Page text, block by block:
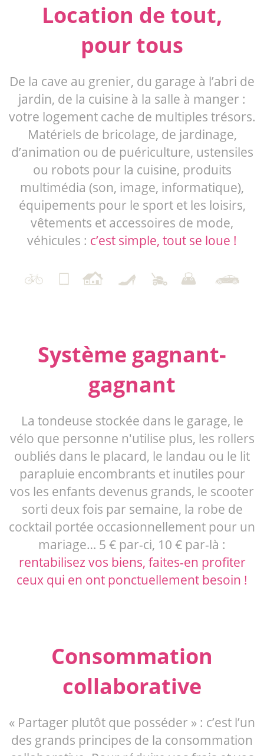
Location de tout,
pour tous
De la cave au grenier, du garage à l’abri de
jardin, de la cuisine à la salle à manger :
votre logement cache de multiples trésors.
Matériels de bricolage, de jardinage,
d’animation ou de puériculture, ustensiles
ou robots pour la cuisine, produits
multimédia (son, image, informatique),
équipements pour le sport et les loisirs,
vêtements et accessoires de mode,
véhicules : c’est simple, tout se loue !
Système gagnant-
gagnant
La tondeuse stockée dans le garage, le
vélo que personne n'utilise plus, les rollers
oubliés dans le placard, le landau ou le lit
parapluie encombrants et inutiles pour
vos les enfants devenus grands, le scooter
sorti deux fois par semaine, la robe de
cocktail portée occasionnellement pour un
mariage… 5 € par-ci, 10 € par-là :
rentabilisez vos biens, faites-en profiter
ceux qui en ont ponctuellement besoin !
Consommation
collaborative
« Partager plutôt que posséder » : c’est l’un
des grands principes de la consommation